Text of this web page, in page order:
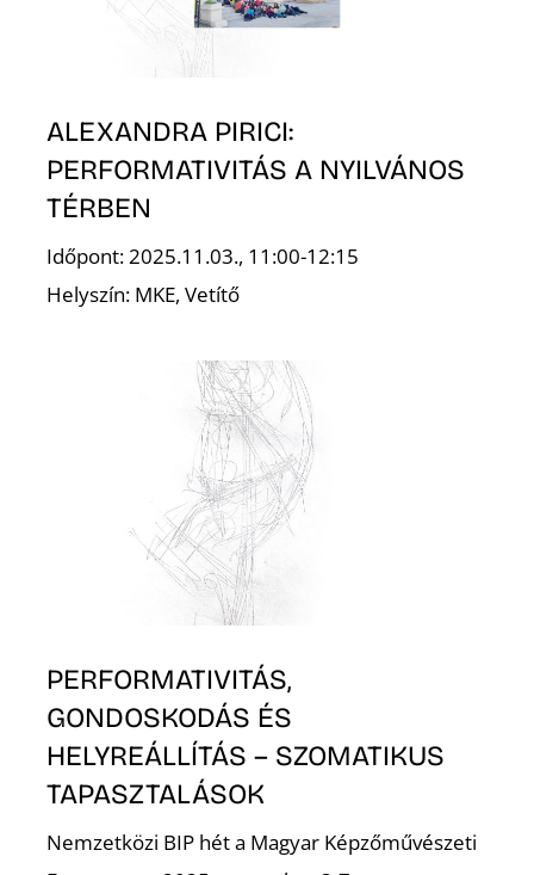
ALEXANDRA PIRICI:
PERFORMATIVITÁS A NYILVÁNOS
TÉRBEN
Időpont: 2025.11.03., 11:00-12:15
Helyszín: MKE, Vetítő
PERFORMATIVITÁS,
GONDOSKODÁS ÉS
HELYREÁLLÍTÁS – SZOMATIKUS
TAPASZTALÁSOK
Nemzetközi BIP hét a Magyar Képzőművészeti